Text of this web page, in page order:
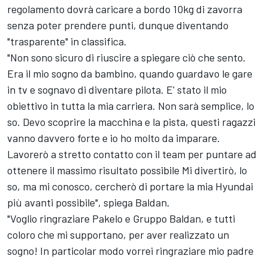
regolamento dovrà caricare a bordo 10kg di zavorra
senza poter prendere punti, dunque diventando
"trasparente" in classifica.
"Non sono sicuro di riuscire a spiegare ciò che sento.
Era il mio sogno da bambino, quando guardavo le gare
in tv e sognavo di diventare pilota. E' stato il mio
obiettivo in tutta la mia carriera. Non sarà semplice, lo
so. Devo scoprire la macchina e la pista, questi ragazzi
vanno davvero forte e io ho molto da imparare.
Lavorerò a stretto contatto con il team per puntare ad
ottenere il massimo risultato possibile Mi divertirò, lo
so, ma mi conosco, cercherò di portare la mia Hyundai
più avanti possibile", spiega Baldan.
"Voglio ringraziare Pakelo e Gruppo Baldan, e tutti
coloro che mi supportano, per aver realizzato un
sogno! In particolar modo vorrei ringraziare mio padre